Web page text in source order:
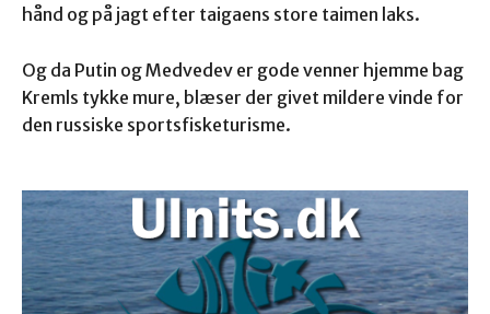
hånd og på jagt efter taigaens store taimen laks.
Og da Putin og Medvedev er gode venner hjemme bag
Kremls tykke mure, blæser der givet mildere vinde for
den russiske sportsfisketurisme.